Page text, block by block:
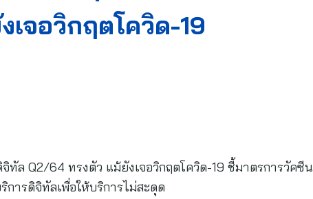
จอวิกฤตโควิด-19
ทัล Q2/64 ทรงตัว แม้ยังเจอวิกฤตโควิด-19 ชี้มาตรการวัคซีน
การดิจิทัลเพื่อให้บริการไม่สะดุด